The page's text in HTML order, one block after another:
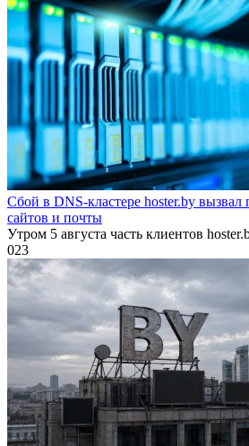
Сбой в DNS-кластере hoster.by вызвал
сайтов и почты
Утром 5 августа часть клиентов
023